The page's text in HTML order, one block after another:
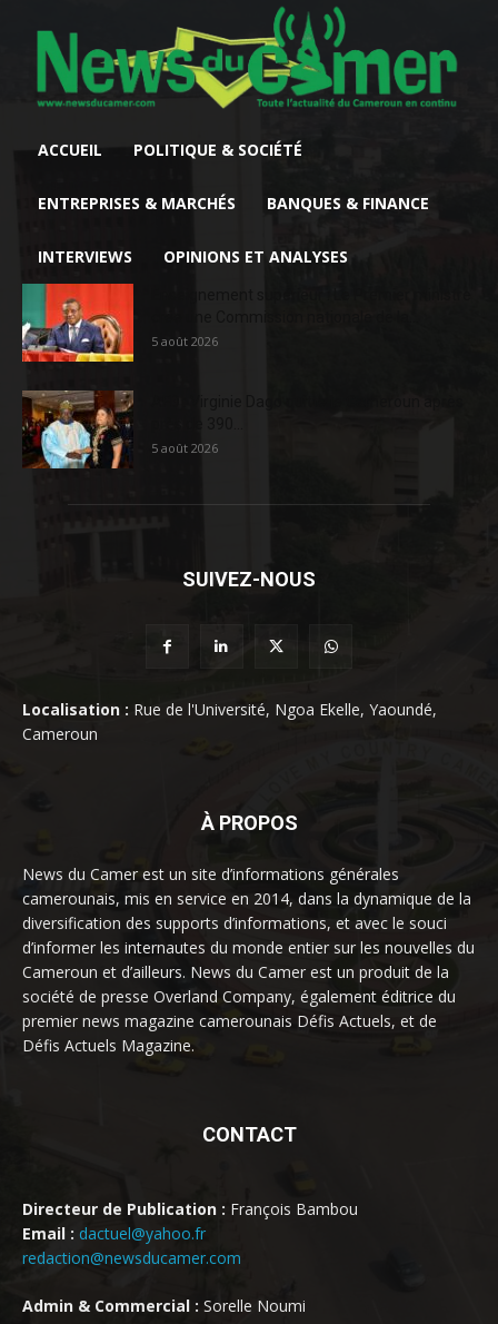
ACCUEIL POLITIQUE & SOCIÉTÉ
ENTREPRISES & MARCHÉS BANQUES & FINANCE
INTERVIEWS OPINIONS ET ANALYSES
5 août 2026
5 août 2026
SUIVEZ-NOUS
Localisation : Rue de l'Université, Ngoa Ekelle, Yaoundé,
Cameroun
À PROPOS
News du Camer est un site d’informations générales
camerounais, mis en service en 2014, dans la dynamique de la
diversification des supports d’informations, et avec le souci
d’informer les internautes du monde entier sur les nouvelles du
Cameroun et d’ailleurs. News du Camer est un produit de la
société de presse Overland Company, également éditrice du
premier news magazine camerounais Défis Actuels, et de
Défis Actuels Magazine.
CONTACT
Directeur de Publication : François Bambou
Email : dactuel@yahoo.fr
redaction@newsducamer.com
Admin & Commercial : Sorelle Noumi